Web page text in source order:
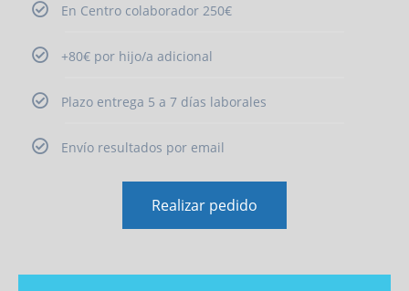
En Centro colaborador 250€
+80€ por hijo/a adicional
Plazo entrega 5 a 7 días laborales
Envío resultados por email
Realizar pedido